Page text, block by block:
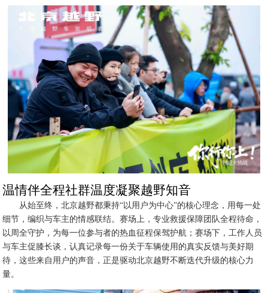
温情伴全程社群温度凝聚越野知音
从始至终，北京越野都秉持“以用户为中心”的核心理念，用每一处
细节，编织与车主的情感联结。赛场上，专业救援保障团队全程待命，
以周全守护，为每一位参与者的热血征程保驾护航；赛场下，工作人员
与车主促膝长谈，认真记录每一份关于车辆使用的真实反馈与美好期
待，这些来自用户的声音，正是驱动北京越野不断迭代升级的核心力
量。